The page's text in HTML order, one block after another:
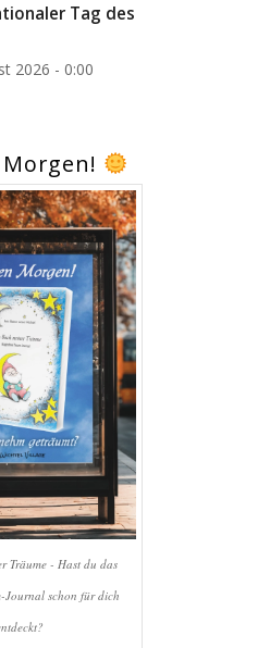
Tag des
2026 - 0:00
Träume - Hast du das
Journal schon für dich